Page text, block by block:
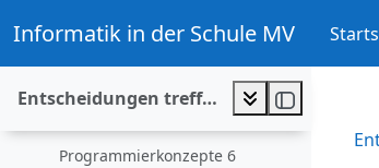
Informatik in der Schule MV
Entscheidungen treffen und Spiele gestalten
Einklappen
Vorlagen und Arbeitsblätter
Beispiele
Programmierkonzepte 6
Programmierkonzepte 6